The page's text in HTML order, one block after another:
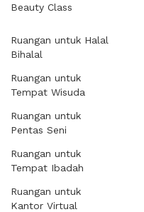
Beauty Class
Ruangan untuk Halal
Bihalal
Ruangan untuk
Tempat Wisuda
Ruangan untuk
Pentas Seni
Ruangan untuk
Tempat Ibadah
Ruangan untuk
Kantor Virtual